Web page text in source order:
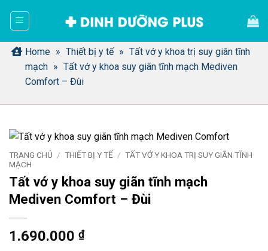
dung Home » Thiết bị y tế » Tất vớ y khoa trị suy giãn tĩnh
mạch » Tất vớ y khoa suy giãn tĩnh mạch Mediven
Comfort – Đùi
TRANG CHỦ / THIẾT BỊ Y TẾ / TẤT VỚ Y KHOA TRỊ SUY GIÃN TĨNH
MẠCH
Tất vớ y khoa suy giãn tĩnh mạch
Mediven Comfort – Đùi
1.690.000 ₫